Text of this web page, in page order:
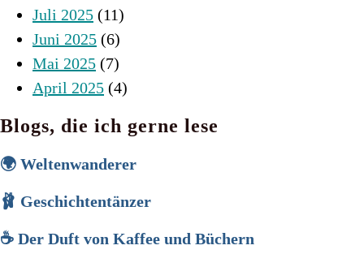
Juli 2025 (11)
Juni 2025 (6)
Mai 2025 (7)
April 2025 (4)
Blogs, die ich gerne lese
🌍 Weltenwanderer
🩰 Geschichtentänzer
☕ Der Duft von Kaffee und Büchern